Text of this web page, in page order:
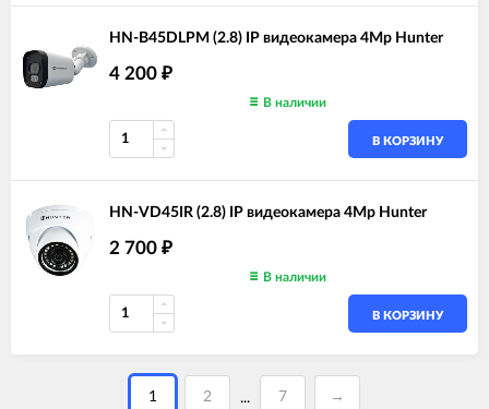
HN-B45DLPM (2.8) IP видеокамера 4Mp Hunter
4 200 ₽
В наличии
В КОРЗИНУ
HN-VD45IR (2.8) IP видеокамера 4Mp Hunter
2 700 ₽
В наличии
В КОРЗИНУ
1 2 ... 7 →